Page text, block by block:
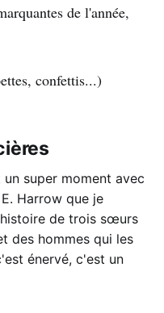
de l'année,
confettis...)
super moment avec
Harrow que je
de trois sœurs
des hommes qui les
énervé, c'est un